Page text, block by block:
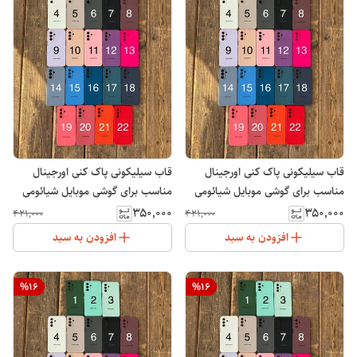
قاب سیلیکونی پاک کنی اورجینال
مناسب برای گوشی موبایل شیائومی
Note 11 Pro
۳۵۰٬۰۰۰ ۴۲۱٬۰۰۰
افزودن به سبد
قاب سیلیکونی پاک کنی اورجینال
مناسب برای گوشی موبایل شیائومی
Note 12 4G
۳۵۰٬۰۰۰ ۴۲۱٬۰۰۰
افزودن به سبد
%16
%16